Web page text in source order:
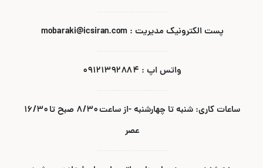
پست الکترونیک مدیریت : mobaraki@icsiran.com
واتس اپ : ۰۹۱۲۱۳۹۲۸۸۴
ساعات کاری: شنبه تا چهارشنبه -از ساعت ۸/۳۰ صبح تا ۱۶/۳۰
عصر